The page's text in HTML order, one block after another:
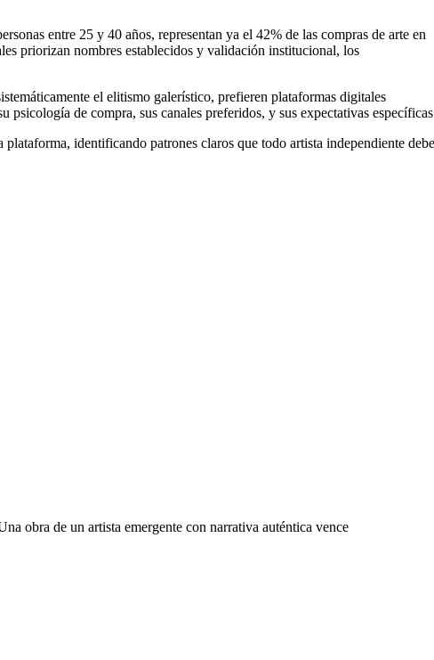
entre 25 y 40 años, representan ya el 42% de las compras de arte en
priorizan nombres establecidos y validación institucional, los
el elitismo galerístico, prefieren plataformas digitales
de compra, sus canales preferidos, y sus expectativas
plataforma, identificando patrones claros que todo artista independiente debe
obra de un artista emergente con narrativa auténtica vence